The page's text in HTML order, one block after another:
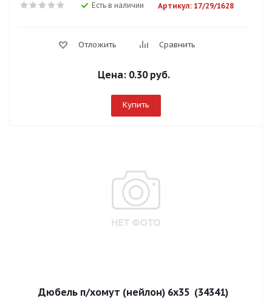
Есть в наличии Артикул: 17/29/1628
Отложить Сравнить
Цена: 0.30 руб.
Купить
Дюбель п/хомут (нейлон) 6х35 (34341)